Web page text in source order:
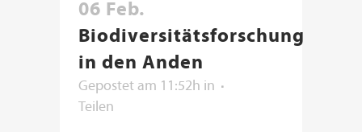
06 Feb.
Biodiversitätsforschung
in den Anden
Gepostet am 11:52h in
Teilen